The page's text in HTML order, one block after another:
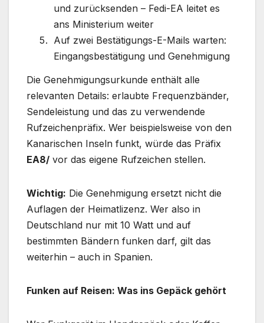
und zurücksenden – Fedi-EA leitet es
ans Ministerium weiter
Auf zwei Bestätigungs-E-Mails warten:
Eingangsbestätigung und Genehmigung
Die Genehmigungsurkunde enthält alle
relevanten Details: erlaubte Frequenzbänder,
Sendeleistung und das zu verwendende
Rufzeichenpräfix. Wer beispielsweise von den
Kanarischen Inseln funkt, würde das Präfix
EA8/ vor das eigene Rufzeichen stellen.
Wichtig: Die Genehmigung ersetzt nicht die
Auflagen der Heimatlizenz. Wer also in
Deutschland nur mit 10 Watt und auf
bestimmten Bändern funken darf, gilt das
weiterhin – auch in Spanien.
Funken auf Reisen: Was ins Gepäck gehört